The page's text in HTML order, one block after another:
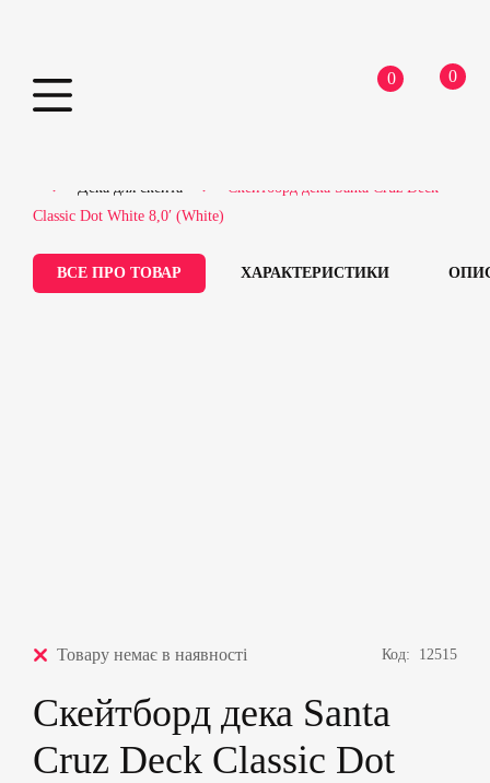
content
0 0
Дека для скейта
Скейтборд дека Santa Cruz Deck
Classic Dot White 8,0′ (White)
ВСЕ ПРО ТОВАР ХАРАКТЕРИСТИКИ
Товару немає в наявності Код: 12515
Скейтборд дека Santa
Cruz Deck Classic Dot